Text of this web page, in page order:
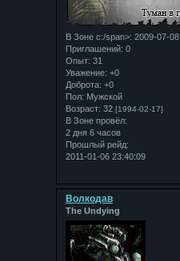
В Зоне с:/span>: 2009-07-08
Приглашений: 0
Опыт: 31
Уважение: +0
Доброта: +0
Пол: Мужской
Возраст: 32 [1994-02-17]
В Зоне провёл:
2 дня 6 часов
Прошлый рейд:
2011-01-06 23:40:09
Bолкодав
The Undying